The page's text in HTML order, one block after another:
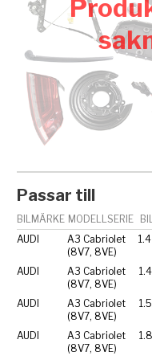
Passar till
BILMÄRKE MODELLSERIE
AUDI
A3 Cabriolet
(8V7, 8VE)
AUDI
A3 Cabriolet
(8V7, 8VE)
AUDI
A3 Cabriolet
(8V7, 8VE)
AUDI
A3 Cabriolet
(8V7, 8VE)